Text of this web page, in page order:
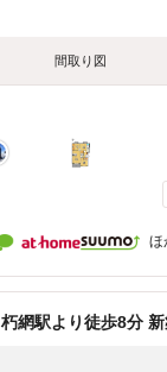
間取り図
ほ
朽網駅より徒歩8分